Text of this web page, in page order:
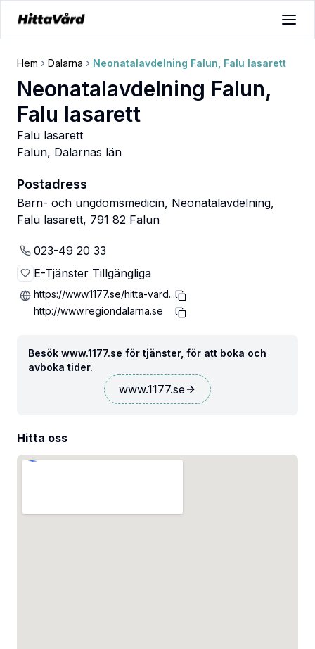
Hem Dalarna Neonatalavdelning Falun, Falu lasarett
Neonatalavdelning Falun,
Falu lasarett
Falu lasarett
Falun, Dalarnas län
Postadress
Barn- och ungdomsmedicin, Neonatalavdelning,
Falu lasarett, 791 82 Falun
023-49 20 33
E-Tjänster Tillgängliga
https://www.1177.se/hitta-vard...
http://www.regiondalarna.se
Besök www.1177.se för tjänster, för att boka och
avboka tider.
www.1177.se
Hitta oss